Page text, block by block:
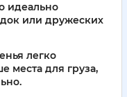
идеально
или дружеских
легко
места для груза,